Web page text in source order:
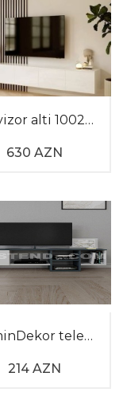
televizor alti 100208
630 AZN
YasminDekor televizor altlığı
214 AZN